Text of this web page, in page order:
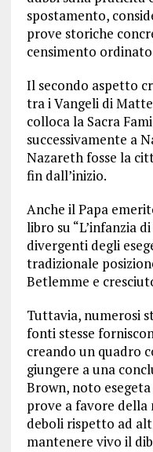
spostamento,
prove storiche
censimento
Il secondo aspetto
tra i Vangeli di
colloca la Sacra
successivamente a
Nazareth fosse la
fin dall’inizio.
Anche il Papa
libro su “L’infanzia
divergenti degli
tradizionale
Betlemme e
Tuttavia, numerosi
fonti stesse
creando un quadro
giungere a una
Brown, noto
prove a favore della
deboli rispetto ad
mantenere vivo il